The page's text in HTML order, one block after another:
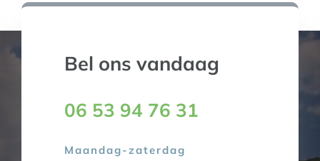
Bel ons vandaag
06 53 94 76 31
Maandag-zaterdag